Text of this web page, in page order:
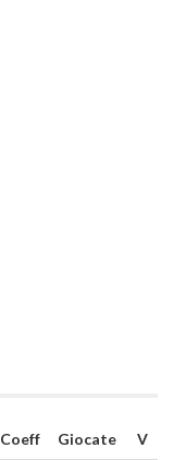
Coeff Giocate V